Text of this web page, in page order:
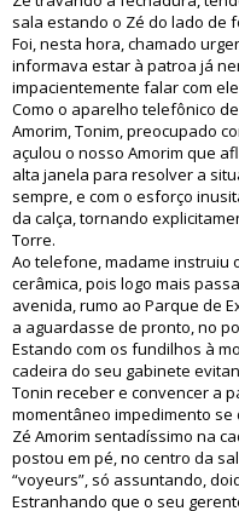
sala estando o Zé do lado de
Foi, nesta hora, chamado
informava estar à patroa já
impacientemente falar com
Como o aparelho telefônico
Amorim, Tonim, preocupado
açulou o nosso Amorim que
alta janela para resolver a
sempre, e com o esforço
da calça, tornando
Torre.
Ao telefone, madame instruiu
cerâmica, pois logo mais
avenida, rumo ao Parque de
a aguardasse de pronto, no
Estando com os fundilhos à
cadeira do seu gabinete
Tonin receber e convencer a
momentâneo impedimento se
Zé Amorim sentadíssimo na
postou em pé, no centro da
“voyeurs”, só assuntando,
Estranhando que o seu